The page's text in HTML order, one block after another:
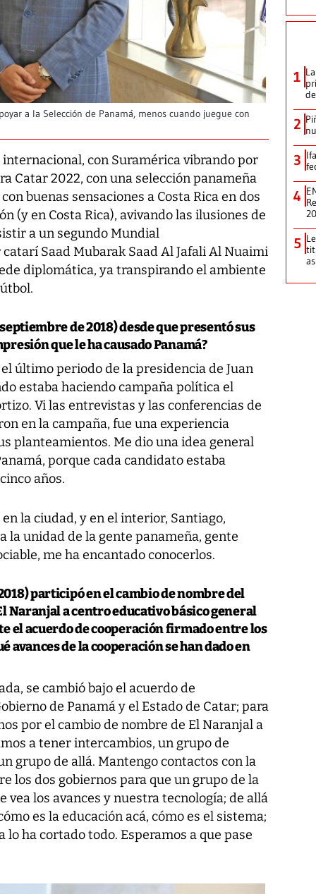
a la Selección de Panamá, menos cuando juegue con
con Suramérica vibrando por
Catar 2022, con una selección panameña
buenas sensaciones a Costa Rica en dos
(y en Costa Rica), avivando las ilusiones de
a un segundo Mundial
Saad Mubarak Saad Al Jafali Al Nuaimi
diplomática, ya transpirando el ambiente
de 2018) desde que presentó sus
que le ha causado Panamá?
último periodo de la presidencia de Juan
estaba haciendo campaña política el
Vi las entrevistas y las conferencias de
en la campaña, fue una experiencia
planteamientos. Me dio una idea general
porque cada candidato estaba
años.
la ciudad, y en el interior, Santiago,
la unidad de la gente panameña, gente
me ha encantado conocerlos.
participó en el cambio de nombre del
Naranjal a centro educativo básico general
el acuerdo de cooperación firmado entre los
avances de la cooperación se han dado en
se cambió bajo el acuerdo de
de Panamá y el Estado de Catar; para
por el cambio de nombre de El Naranjal a
a tener intercambios, un grupo de
grupo de allá. Mantengo contactos con la
los dos gobiernos para que un grupo de la
vea los avances y nuestra tecnología; de allá
es la educación acá, cómo es el sistema;
lo ha cortado todo. Esperamos a que pase
1
2
3
4
5